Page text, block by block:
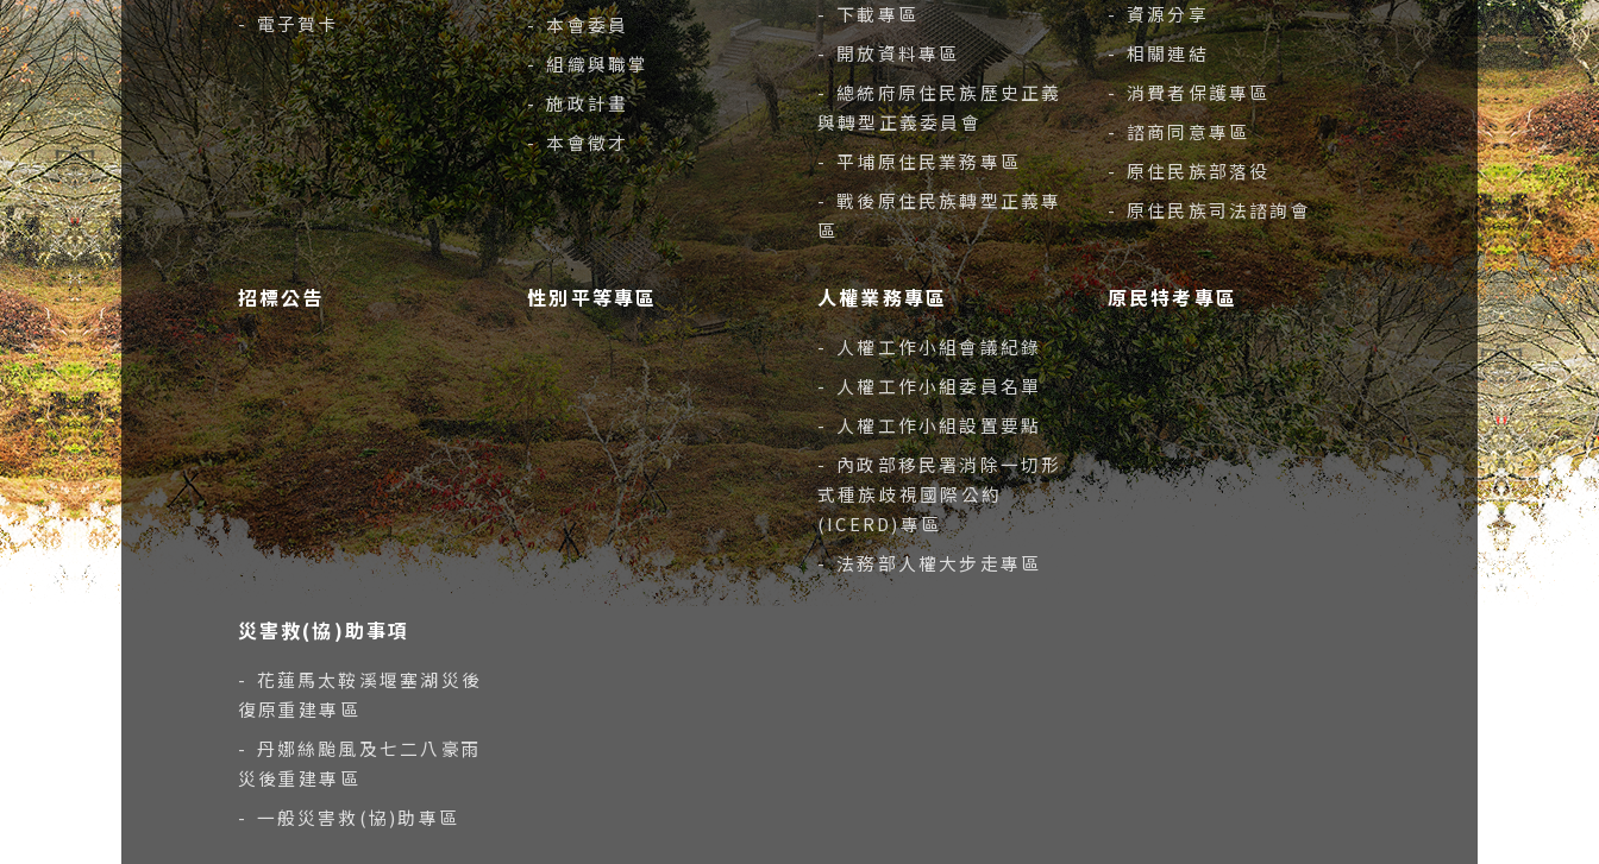
- 電子賀卡
- 本會委員
- 組織與職掌
- 施政計畫
- 本會徵才
- 下載專區
- 開放資料專區
- 總統府原住民族歷史正義
與轉型正義委員會
- 平埔原住民業務專區
- 戰後原住民族轉型正義專
區
- 資源分享
- 相關連結
- 消費者保護專區
- 諮商同意專區
- 原住民族部落役
- 原住民族司法諮詢會
招標公告 性別平等專區 人權業務專區
- 人權工作小組會議紀錄
- 人權工作小組委員名單
- 人權工作小組設置要點
- 內政部移民署消除一切形
式種族歧視國際公約
(ICERD)專區
- 法務部人權大步走專區
原民特考專區
災害救(協)助事項
- 花蓮馬太鞍溪堰塞湖災後
復原重建專區
- 丹娜絲颱風及七二八豪雨
災後重建專區
- 一般災害救(協)助專區